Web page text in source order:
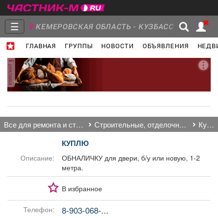
☰ КЕМЕРОВСКАЯ ОБЛАСТЬ - КУЗБАСС
ГЛАВНАЯ ГРУППЫ НОВОСТИ ОБЪЯВЛЕНИЯ
Главная
Группы Новости
Транспорт
реклама
все для ремонта и строительства строительные, отделочные материалы куплю
КУПЛЮ
Описание:
ОБНАЛИЧКУ для двери, б/у или новую, 1-2
метра.
В избранное
Телефон: 8-903-068-...